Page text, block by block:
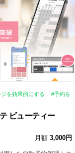
を効果的にする
#予約を
ビューティー
月額 3,000円